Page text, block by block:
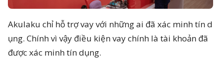
Akulaku chỉ hỗ trợ vay với những ai đã xác minh tín d
ụng. Chính vì vậy điều kiện vay chính là tài khoản đã
được xác minh tín dụng.